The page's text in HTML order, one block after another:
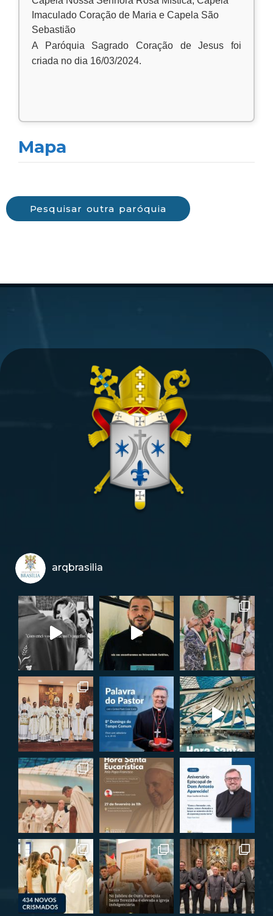
Imaculado Coração de Maria e Capela São
Sebastião
A Paróquia Sagrado Coração de Jesus foi
criada no dia 16/03/2024.
Mapa
Pesquisar outra paróquia
arqbrasilia